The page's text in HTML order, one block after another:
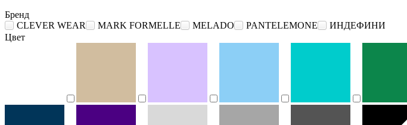
Бренд
CLEVER WEAR
MARK FORMELLE MELADO PANTELEMONE
ИНДЕФИНИ
Цвет